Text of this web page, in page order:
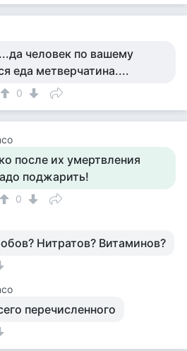
человек по вашему
еда метверчатина....
0
после их умертвления
поджарить!
0
Нитратов? Витаминов?
перечисленного